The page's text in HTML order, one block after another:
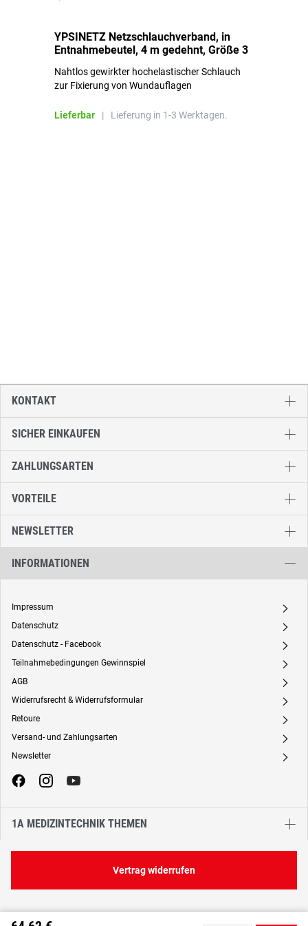
YPSINETZ Netzschlauchverband, in
Entnahmebeutel, 4 m gedehnt, Größe 3
Nahtlos gewirkter hochelastischer Schlauch
zur Fixierung von Wundauflagen
Lieferbar | Lieferung in 1-3 Werktagen.
SICHER EINKAUFEN
ZAHLUNGSARTEN
VORTEILE
NEWSLETTER
INFORMATIONEN
Impressum A
Datenschutz A
Datenschutz - Facebook A
Teilnahmebedingungen Gewinnspiel A
AGB A
Widerrufsrecht & Widerrufsformular A
Retoure A
Versand- und Zahlungsarten A
Newsletter A
1A MEDIZINTECHNIK THEMEN
KONTAKT
Vertrag widerrufen